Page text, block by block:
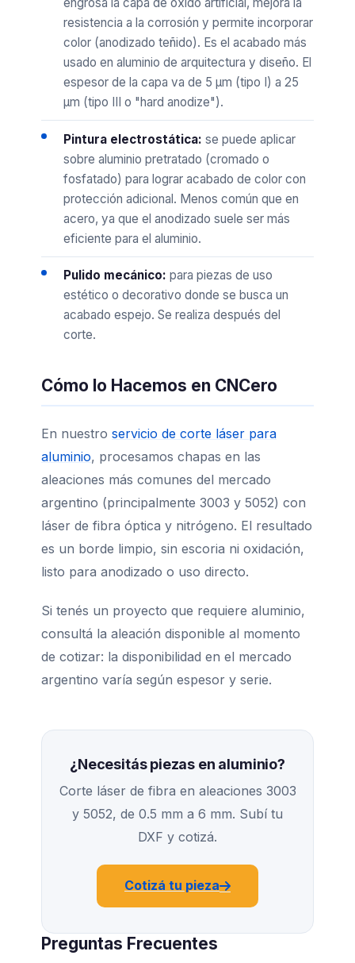
resistencia a la corrosión y permite incorporar
color (anodizado teñido). Es el acabado más
usado en aluminio de arquitectura y diseño. El
espesor de la capa va de 5 µm (tipo I) a 25
µm (tipo III o "hard anodize").
Pintura electrostática: se puede aplicar
sobre aluminio pretratado (cromado o
fosfatado) para lograr acabado de color con
protección adicional. Menos común que en
acero, ya que el anodizado suele ser más
eficiente para el aluminio.
Pulido mecánico: para piezas de uso
estético o decorativo donde se busca un
acabado espejo. Se realiza después del
corte.
Cómo lo Hacemos en CNCero
En nuestro servicio de corte láser para
aluminio, procesamos chapas en las
aleaciones más comunes del mercado
argentino (principalmente 3003 y 5052) con
láser de fibra óptica y nitrógeno. El resultado
es un borde limpio, sin escoria ni oxidación,
listo para anodizado o uso directo.
Si tenés un proyecto que requiere aluminio,
consultá la aleación disponible al momento
de cotizar: la disponibilidad en el mercado
argentino varía según espesor y serie.
¿Necesitás piezas en aluminio?
Corte láser de fibra en aleaciones 3003
y 5052, de 0.5 mm a 6 mm. Subí tu
DXF y cotizá.
Cotizá tu pieza
Preguntas Frecuentes